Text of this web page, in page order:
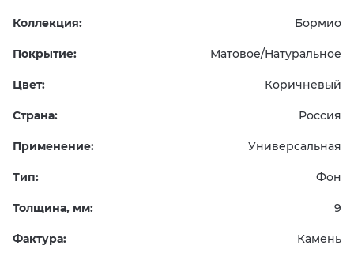
УРАЛЬСКИЙ ГРАНИТ
Коллекция: Бормио
Покрытие: Матовое/Натуральное
Цвет: Коричневый
Страна: Россия
Применение: Универсальная
Тип: Фон
Толщина, мм: 9
Фактура: Камень